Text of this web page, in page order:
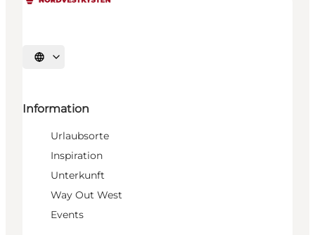
Sprache auswählen
Information
Urlaubsorte
Inspiration
Unterkunft
Way Out West
Events